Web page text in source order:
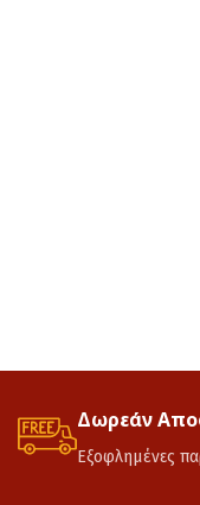
Δωρεάν
Εξοφλημένες